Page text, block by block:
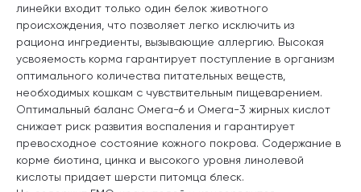
линейки входит только один белок животного
происхождения, что позволяет легко исключить из
рациона ингредиенты, вызывающие аллергию. Высокая
усвояемость корма гарантирует поступление в организм
оптимального количества питательных веществ,
необходимых кошкам с чувствительным пищеварением.
Оптимальный баланс Омега-6 и Омега-3 жирных кислот
снижает риск развития воспаления и гарантирует
превосходное состояние кожного покрова. Содержание в
корме биотина, цинка и высокого уровня линолевой
кислоты придает шерсти питомца блеск.